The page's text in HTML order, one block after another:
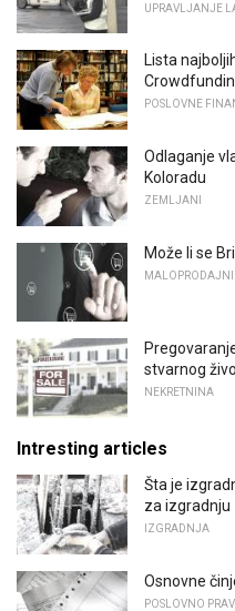
UPRAVLJANJE
Lista
POSLOVNE
Odlaganje
Koloradu
ZEMLJANI
Može li se
stvarnog
NEKRETNINA
Intresting articles
Šta je
za izgradnju
IZGRADNJA
Osnovne
POSLOVNO